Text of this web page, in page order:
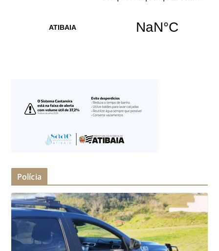
Polícia